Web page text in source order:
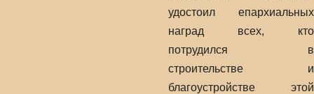
удостоил епархиальных
наград всех, кто
потрудился в
строительстве и
благоустройстве этой